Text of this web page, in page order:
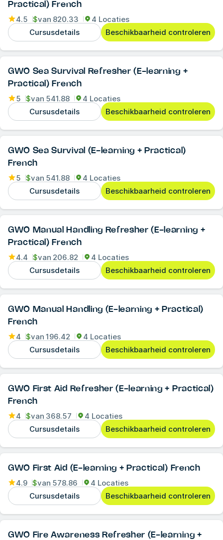
Practical) French
4.5 $van 820.33
4 Locaties
Cursusdetails
Beschikbaarheid controleren
GWO Sea Survival Refresher (E-learning +
Practical) French
5 $van 541.88
4 Locaties
Cursusdetails
Beschikbaarheid controleren
GWO Sea Survival (E-learning + Practical)
French
5 $van 541.88
4 Locaties
Cursusdetails
Beschikbaarheid controleren
GWO Manual Handling Refresher (E-learning +
Practical) French
4.4 $van 206.82
4 Locaties
Cursusdetails
Beschikbaarheid controleren
GWO Manual Handling (E-learning + Practical)
French
4 $van 196.42
4 Locaties
Cursusdetails
Beschikbaarheid controleren
GWO First Aid Refresher (E-learning + Practical)
French
4 $van 368.57
4 Locaties
Cursusdetails
Beschikbaarheid controleren
GWO First Aid (E-learning + Practical) French
4.9 $van 578.86
4 Locaties
Cursusdetails
Beschikbaarheid controleren
GWO Fire Awareness Refresher (E-learning +